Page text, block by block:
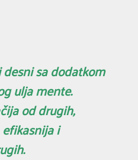
sa dodatkom
ulja mente.
od drugih,
i